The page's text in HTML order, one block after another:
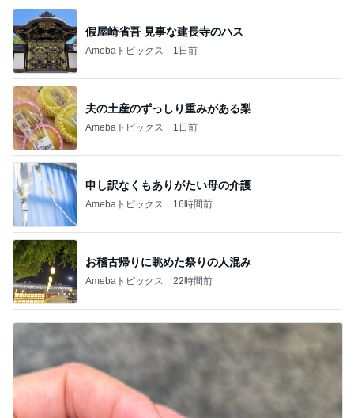
假屋崎省吾 見事な建長寺のハス
Amebaトピックス 1日前
夫の土産のずっしり重みがある梨
Amebaトピックス 1日前
申し訳なくもありがたい母の介護
Amebaトピックス 16時間前
お稽古帰りに眺めた祭りの人混み
Amebaトピックス 22時間前